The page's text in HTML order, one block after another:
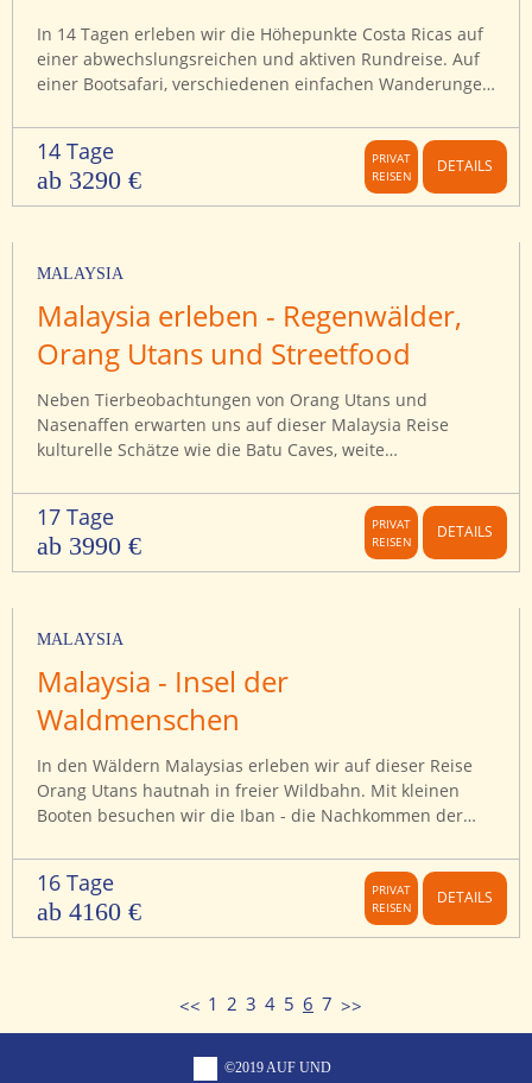
In 14 Tagen erleben wir die Höhepunkte Costa Ricas auf
einer abwechslungsreichen und aktiven Rundreise. Auf
einer Bootsafari, verschiedenen einfachen Wanderungen
Hängebrücken mitten durch die Baumkronen des
Dschungels entdecken wir die Geheimnisse dieses
faszinierenden Landes aus den verschiedensten
Perspektiven.
14 Tage
ab 3290 €
PRIVAT
REISEN
DETAILS
MALAYSIA
Malaysia erleben - Regenwälder,
Orang Utans und Streetfood
Neben Tierbeobachtungen von Orang Utans und
Nasenaffen erwarten uns auf dieser Malaysia Reise
kulturelle Schätze wie die Batu Caves, weite
verschiedene Nationalparks, gleiten lautlos über den
Kinabatangan Fluss und schlendern über den
Nachtmarkt von Georgetown.
17 Tage
ab 3990 €
PRIVAT
REISEN
DETAILS
MALAYSIA
Malaysia - Insel der
Waldmenschen
In den Wäldern Malaysias erleben wir auf dieser Reise
Orang Utans hautnah in freier Wildbahn. Mit kleinen
Booten besuchen wir die Iban - die Nachkommen der
Unsere Borneo Reise führt in den Mulu-Nationalpark mit
seinen gigantischen Höhlen. Wir erleben Zwergelefanten,
Krokodile, Schlangen und Warane auf einer Safari...
16 Tage
ab 4160 €
PRIVAT
REISEN
DETAILS
1 2 3 4 5 6 7
©2019 AUF UND